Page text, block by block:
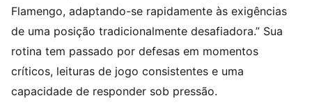
Flamengo, adaptando-se rapidamente às exigências
de uma posição tradicionalmente desafiadora.” Sua
rotina tem passado por defesas em momentos
críticos, leituras de jogo consistentes e uma
capacidade de responder sob pressão.